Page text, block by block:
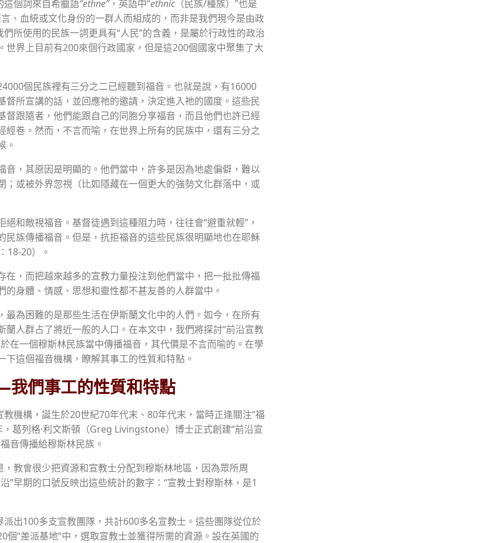
這個詞來自希臘語“ethne”，英語中“ethnic（民族/種族）”也是
、血統或文化身份的一群人而組成的，而非是我們現今是由政
所使用的民族一詞更具有“人民”的含義，是屬於行政性的政治
世界上目前有200來個行政國家，但是這200個國家中聚集了大
個民族裡有三分之二已經聽到福音。也就是說，有16000
督所宣講的話，並回應祂的邀請，決定進入祂的國度。這些民
督跟隨者，他們能跟自己的同胞分享福音，而且他們也許已經
經卷。然而，不言而喻，在世界上所有的民族中，還有三分之
。
音，其原因是明顯的。他們當中，許多是因為地處偏僻，難以
；或被外界忽視（比如隱藏在一個更大的強勢文化群落中，或
和敵視福音。基督徒遇到這種阻力時，往往會“避重就輕”，
民族傳播福音。但是，抗拒福音的這些民族很明顯地也在耶穌
18-20）。
在，而把越來越多的宣教力量投注到他們當中，把一批批傳福
的身體、情感、思想和靈性都不甚友善的人群當中。
最為困難的是那些生活在伊斯蘭文化中的人們。如今，在所有
蘭人群占了將近一般的人口。在本文中，我們將探討“前沿宣教
在一個穆斯林民族當中傳播福音，其代價是不言而喻的。在學
下這個福音機構，瞭解其事工的性質和特點。
們事工的性質和特點
教機構，誕生於20世紀70年代末、80年代末，當時正逢關注“福
葛列格·利文斯頓（Greg Livingstone）博士正式創建“前沿宣
音傳播給穆斯林民族。
，教會很少把資源和宣教士分配到穆斯林地區，因為眾所周
”早期的口號反映出這些統計的數字：“宣教士對穆斯林，是1
派出100多支宣教團隊，共計600多名宣教士。這些團隊從位於
個“差派基地”中，選取宣教士並獲得所需的資源。設在英國的